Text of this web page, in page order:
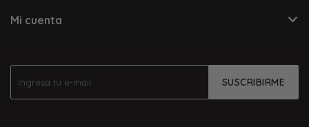
SUSCRIBIRME
Mi cuenta